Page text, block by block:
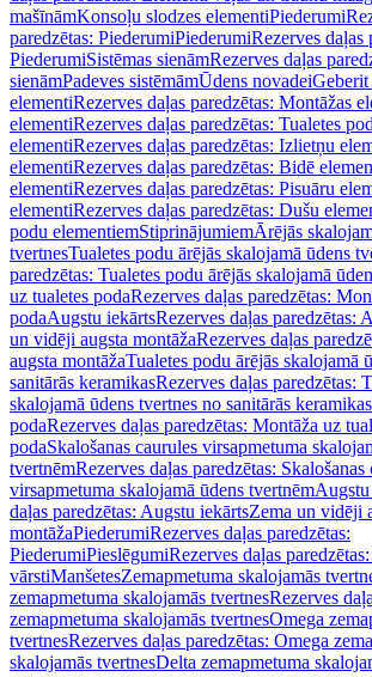
mašīnāmKonsoļu slodzes elementiPiederumi
paredzētas: PiederumiPiederumiRezerves daļas
PiederumiSistēmas sienāmRezerves daļas
sienāmPadeves sistēmāmŪdens novadei
elementiRezerves daļas paredzētas: Montāžas
elementiRezerves daļas paredzētas: Tualetes
elementiRezerves daļas paredzētas: Izlietņu
elementiRezerves daļas paredzētas: Bidē
elementiRezerves daļas paredzētas: Pisuāru
elementiRezerves daļas paredzētas: Dušu
podu elementiemStiprinājumiemĀrējās
tvertnesTualetes podu ārējās skalojamā ūdens
paredzētas: Tualetes podu ārējās skalojamā
uz tualetes podaRezerves daļas paredzētas:
podaAugstu iekārtsRezerves daļas paredzētas:
un vidēji augsta montāžaRezerves daļas
augsta montāžaTualetes podu ārējās skalojamā
sanitārās keramikasRezerves daļas paredzētas:
skalojamā ūdens tvertnes no sanitārās keramikas
podaRezerves daļas paredzētas: Montāža uz
podaSkalošanas caurules virsapmetuma
tvertnēmRezerves daļas paredzētas: Skalošanas
virsapmetuma skalojamā ūdens tvertnēm
daļas paredzētas: Augstu iekārtsZema un vidēji
montāžaPiederumiRezerves daļas paredzētas:
PiederumiPieslēgumiRezerves daļas
vārstiManšetesZemapmetuma skalojamās
zemapmetuma skalojamās tvertnesRezerves
zemapmetuma skalojamās tvertnesOmega
tvertnesRezerves daļas paredzētas: Omega
skalojamās tvertnesDelta zemapmetuma